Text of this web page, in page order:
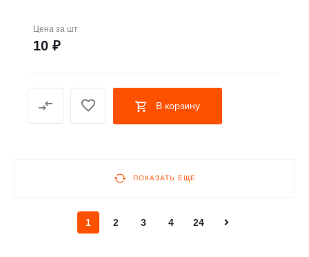
Цена за шт
10 ₽
В корзину
ПОКАЗАТЬ ЕЩЕ
1 2 3 4 24